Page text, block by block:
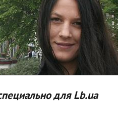
для Lb.ua